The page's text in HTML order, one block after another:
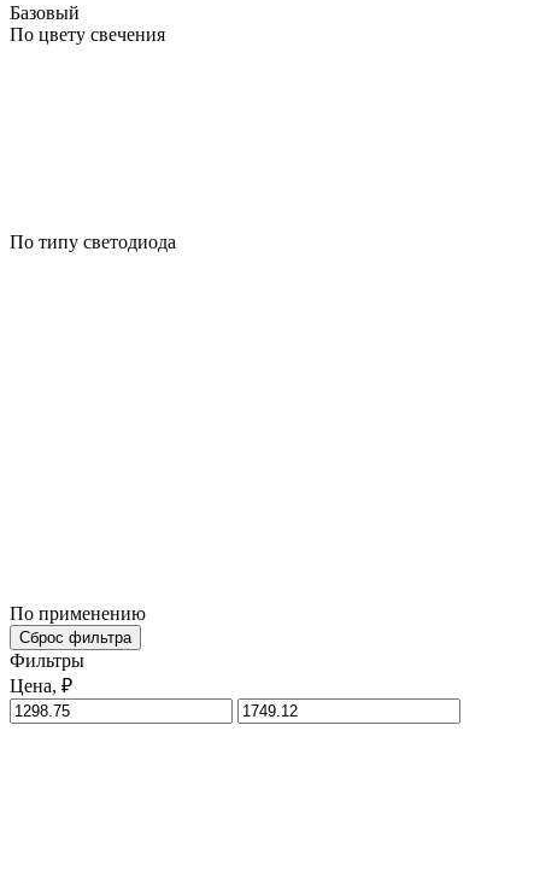
Базовый
По цвету свечения
По типу светодиода
По применению
Сброс фильтра
Фильтры
Цена, ₽